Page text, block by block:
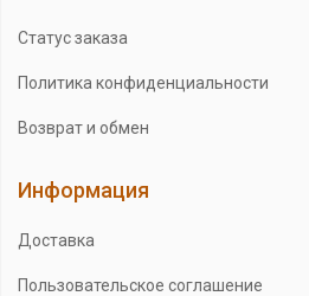
Статус заказа
Политика конфиденциальности
Возврат и обмен
Информация
Доставка
Пользовательское соглашение